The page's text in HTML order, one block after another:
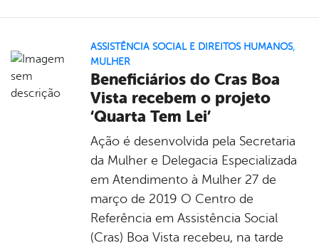
ASSISTÊNCIA SOCIAL E DIREITOS HUMANOS,
MULHER
Beneficiários do Cras Boa
Vista recebem o projeto
‘Quarta Tem Lei’
Ação é desenvolvida pela Secretaria
da Mulher e Delegacia Especializada
em Atendimento à Mulher 27 de
março de 2019 O Centro de
Referência em Assistência Social
(Cras) Boa Vista recebeu, na tarde